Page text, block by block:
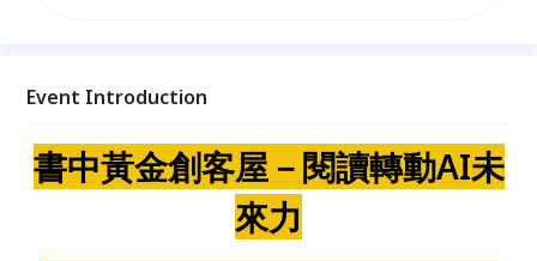
Event Introduction
書中黃金創客屋－閱讀轉動AI未
來力